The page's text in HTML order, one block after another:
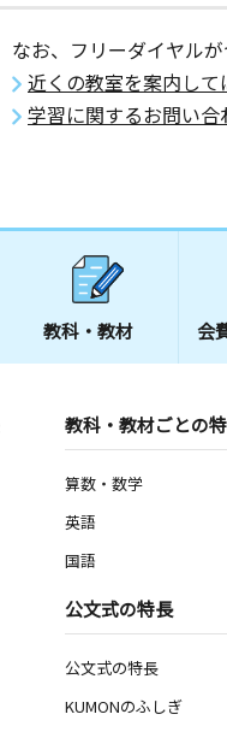
なお、フリーダイヤル
近くの教室を案内して
学習に関するお問い合
教科・教材 会
教科・教材ごとの
算数・数学
英語
国語
公文式の特長
公文式の特長
KUMONのふしぎ